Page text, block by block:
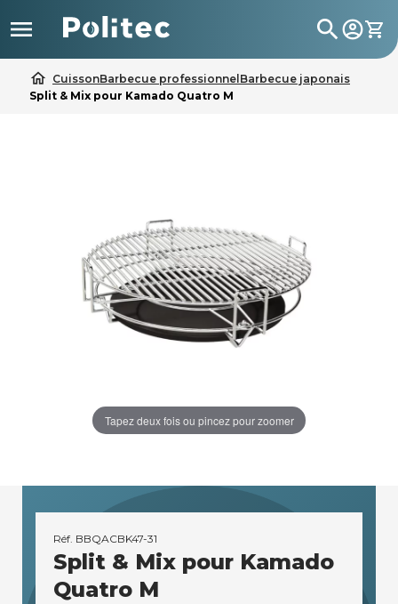
 search
home CuissonBarbecue professionnel Barbecue japonais
Split & Mix pour Kamado Quatro M
Tapez deux fois ou pincez pour zoomer
Réf. BBQACBK47-31
Split & Mix pour Kamado
Quatro M